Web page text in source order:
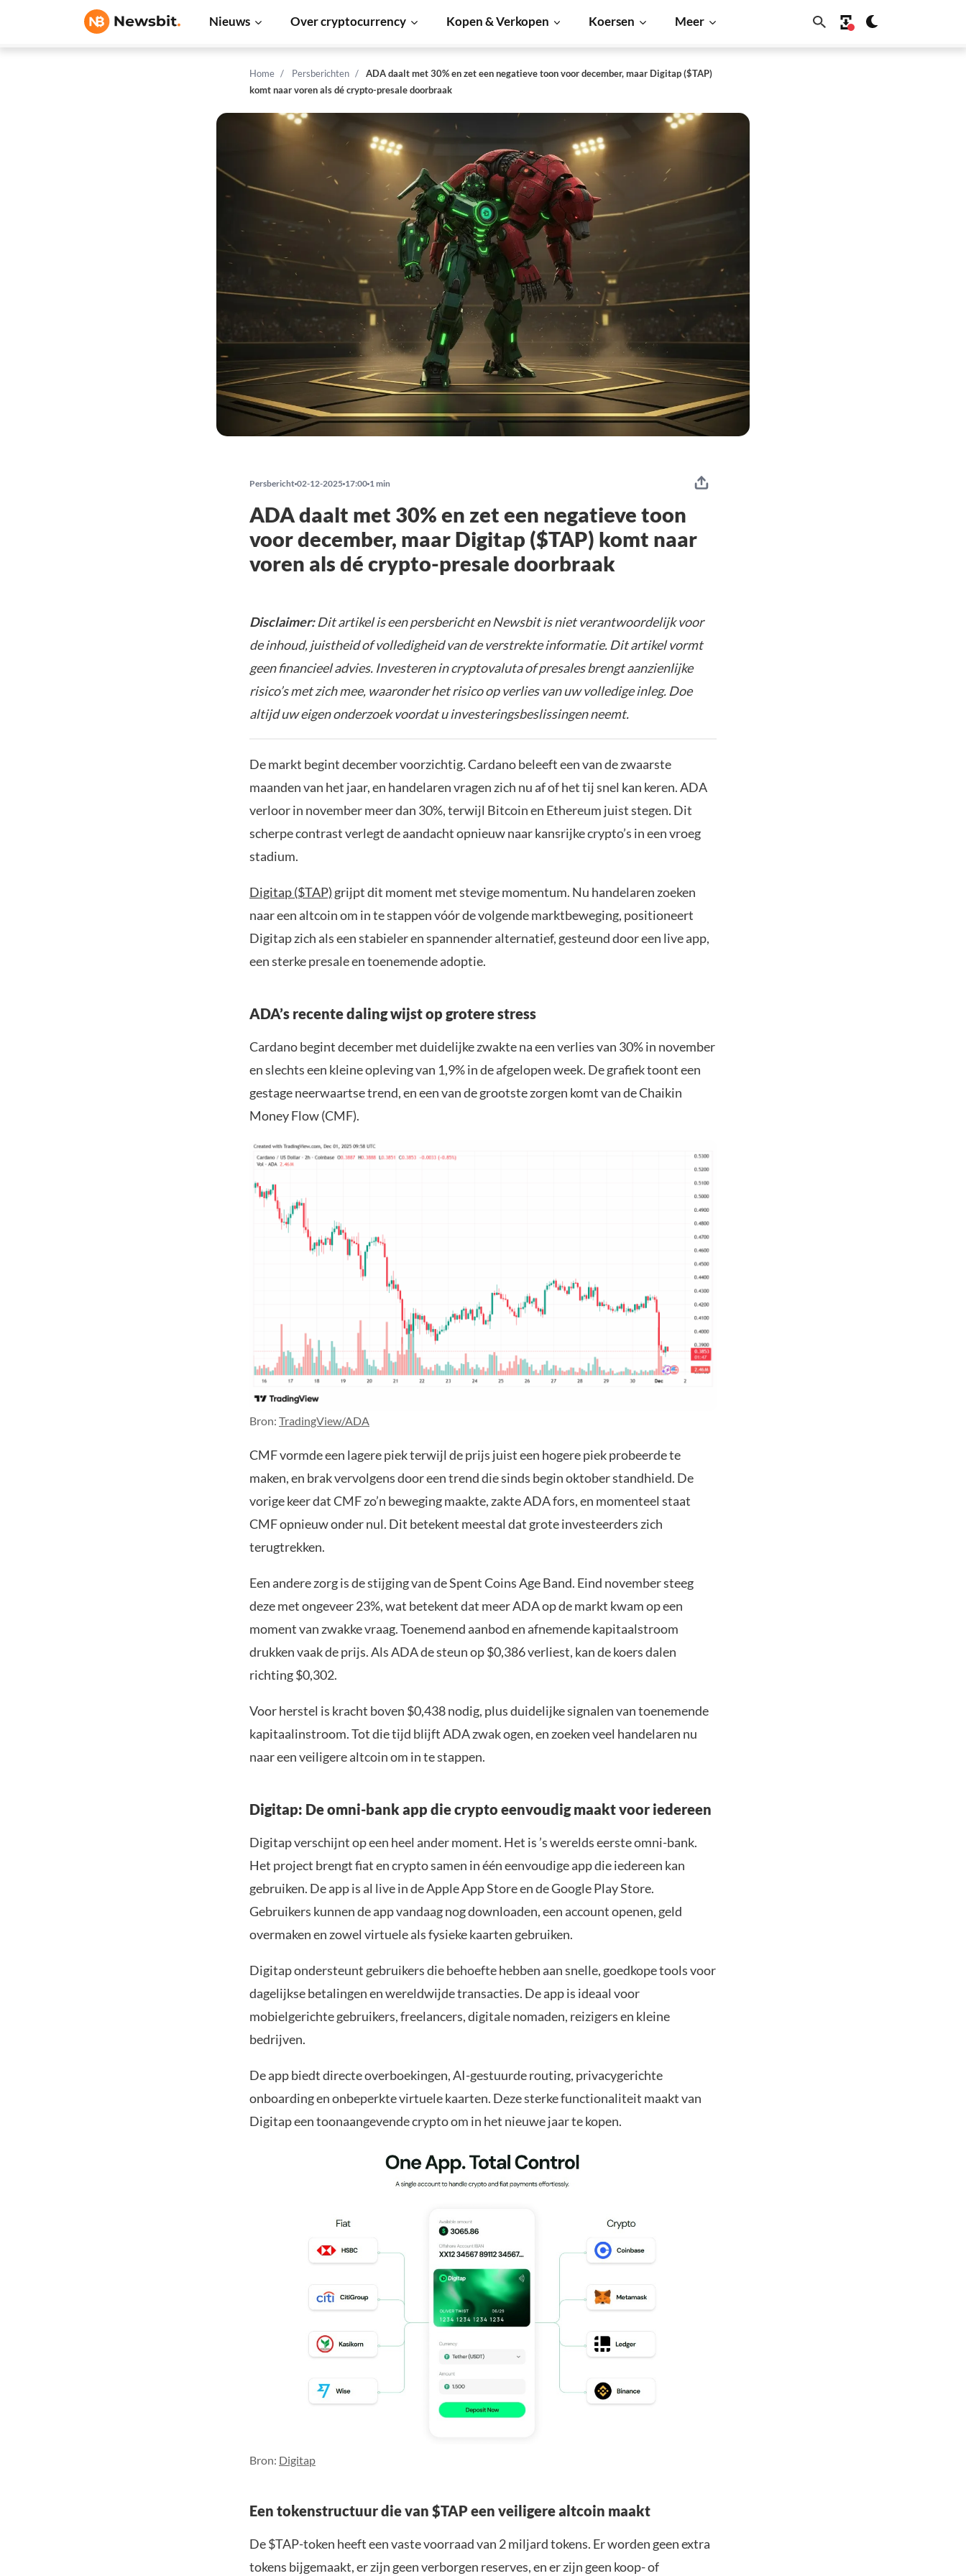
Nieuws Over cryptocurrency Kopen & Verkopen Koersen Meer
Home Persberichten
ADA daalt met 30% en zet een negatieve toon voor december, maar Digitap ($TAP)
komt naar voren als dé crypto-presale doorbraak
Persbericht 02-12-2025 17:00 1 min
ADA daalt met 30% en zet een negatieve toon
voor december, maar Digitap ($TAP) komt naar
voren als dé crypto-presale doorbraak
Disclaimer:Dit artikel is een persbericht en Newsbit is niet verantwoordelijk voor
de inhoud, juistheid of volledigheid van de verstrekte informatie. Dit artikel vormt
geen financieel advies. Investeren in cryptovaluta of presales brengt aanzienlijke
risico’s met zich mee, waaronder het risico op verlies van uw volledige inleg. Doe
altijd uw eigen onderzoek voordat u investeringsbeslissingen neemt.
De markt begint december voorzichtig. Cardano beleeft een van de zwaarste
maanden van het jaar, en handelaren vragen zich nu af of het tij snel kan keren. ADA
verloor in november meer dan 30%, terwijl Bitcoin en Ethereum juist stegen. Dit
scherpe contrast verlegt de aandacht opnieuw naar kansrijke crypto’s in een vroeg
stadium.
Digitap ($TAP) grijpt dit moment met stevige momentum. Nu handelaren zoeken
naar een altcoin om in te stappen vóór de volgende marktbeweging, positioneert
Digitap zich als een stabieler en spannender alternatief, gesteund door een live app,
een sterke presale en toenemende adoptie.
ADA’s recente daling wijst op grotere stress
Cardano begint december met duidelijke zwakte na een verlies van 30% in november
en slechts een kleine opleving van 1,9% in de afgelopen week. De grafiek toont een
gestage neerwaartse trend, en een van de grootste zorgen komt van de Chaikin
Money Flow (CMF).
Bron: TradingView/ADA
CMF vormde een lagere piek terwijl de prijs juist een hogere piek probeerde te
maken, en brak vervolgens door een trend die sinds begin oktober standhield. De
vorige keer dat CMF zo’n beweging maakte, zakte ADA fors, en momenteel staat
CMF opnieuw onder nul. Dit betekent meestal dat grote investeerders zich
terugtrekken.
Een andere zorg is de stijging van de Spent Coins Age Band. Eind november steeg
deze met ongeveer 23%, wat betekent dat meer ADA op de markt kwam op een
moment van zwakke vraag. Toenemend aanbod en afnemende kapitaalstroom
drukken vaak de prijs. Als ADA de steun op $0,386 verliest, kan de koers dalen
richting $0,302.
Voor herstel is kracht boven $0,438 nodig, plus duidelijke signalen van toenemende
kapitaalinstroom. Tot die tijd blijft ADA zwak ogen, en zoeken veel handelaren nu
naar een veiligere altcoin om in te stappen.
Digitap: De omni-bank app die crypto eenvoudig maakt voor iedereen
Digitap verschijnt op een heel ander moment. Het is ’s werelds eerste omni-bank.
Het project brengt fiat en crypto samen in één eenvoudige app die iedereen kan
gebruiken. De app is al live in de Apple App Store en de Google Play Store.
Gebruikers kunnen de app vandaag nog downloaden, een account openen, geld
overmaken en zowel virtuele als fysieke kaarten gebruiken.
Digitap ondersteunt gebruikers die behoefte hebben aan snelle, goedkope tools voor
dagelijkse betalingen en wereldwijde transacties. De app is ideaal voor
mobielgerichte gebruikers, freelancers, digitale nomaden, reizigers en kleine
bedrijven.
De app biedt directe overboekingen, AI-gestuurde routing, privacygerichte
onboarding en onbeperkte virtuele kaarten. Deze sterke functionaliteit maakt van
Digitap een toonaangevende crypto om in het nieuwe jaar te kopen.
Bron: Digitap
Een tokenstructuur die van $TAP een veiligere altcoin maakt
De $TAP-token heeft een vaste voorraad van 2 miljard tokens. Er worden geen extra
tokens bijgemaakt, er zijn geen verborgen reserves, en er zijn geen koop- of